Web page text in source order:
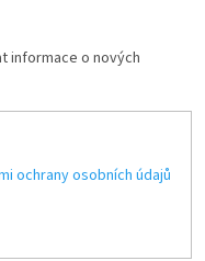
informace o nových
ochrany osobních údajů